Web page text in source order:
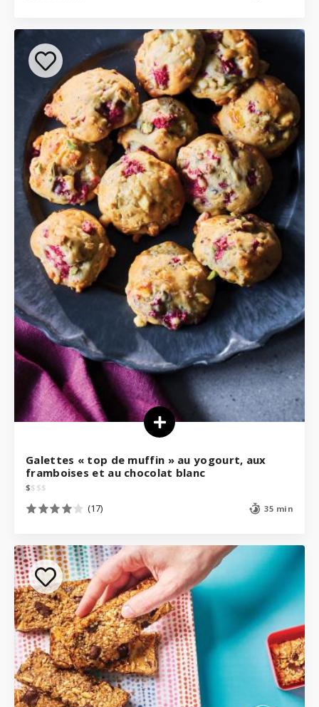
Galettes « top de muffin » au yogourt, aux
framboises et au chocolat blanc
$$ $$
(17) 35 min